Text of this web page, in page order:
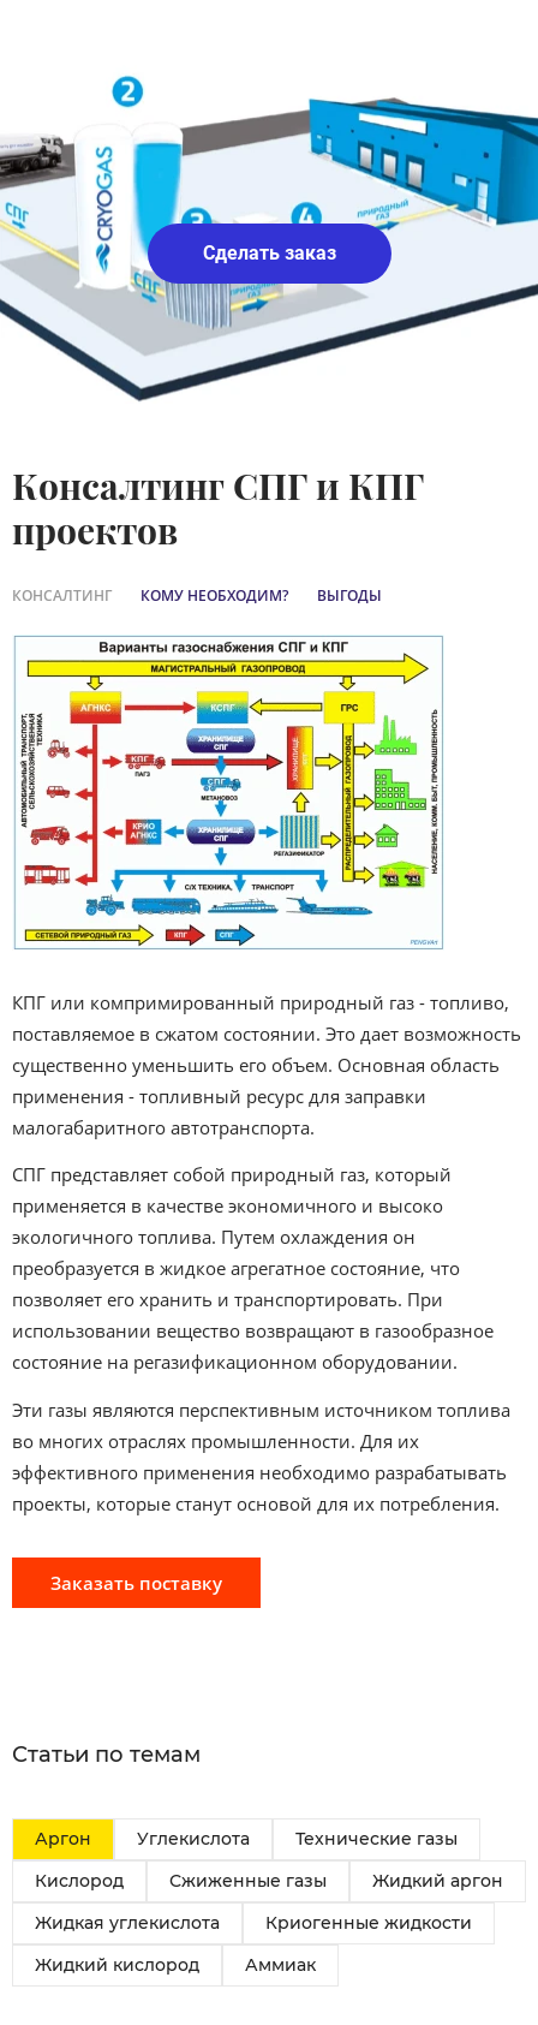
Сделать заказ
Консалтинг СПГ и КПГ
проектов
КОНСАЛТИНГ КОМУ НЕОБХОДИМ? ВЫГОДЫ
КПГ или компримированный природный газ - топливо,
поставляемое в сжатом состоянии. Это дает возможность
существенно уменьшить его объем. Основная область
применения - топливный ресурс для заправки
малогабаритного автотранспорта.
СПГ представляет собой природный газ, который
применяется в качестве экономичного и высоко
экологичного топлива. Путем охлаждения он
преобразуется в жидкое агрегатное состояние, что
позволяет его хранить и транспортировать. При
использовании вещество возвращают в газообразное
состояние на регазификационном оборудовании.
Эти газы являются перспективным источником топлива
во многих отраслях промышленности. Для их
эффективного применения необходимо разрабатывать
проекты, которые станут основой для их потребления.
Заказать поставку
Статьи по темам
Аргон Углекислота
Технические газы
Кислород
Сжиженные газы
Жидкий аргон
Жидкая углекислота
Криогенные жидкости
Жидкий кислород
Аммиак